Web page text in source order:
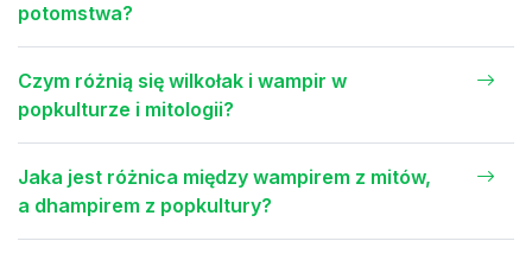
potomstwa?
Czym różnią się wilkołak i wampir w
popkulturze i mitologii?
Jaka jest różnica między wampirem z mitów,
a dhampirem z popkultury?